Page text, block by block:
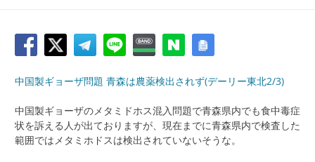
中国製ギョーザ問題 青森は農薬検出されず(デーリー東北2/3)
中国製ギョーザのメタミドホス混入問題で青森県内でも食中毒症
状を訴える人が出ておりますが、現在までに青森県内で検査した
範囲ではメタミホドスは検出されていないそうな。